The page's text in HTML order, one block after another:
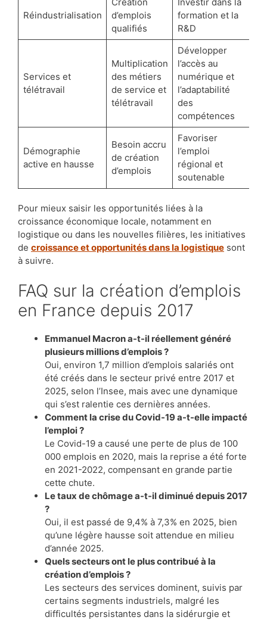
Réindustrialisation
d’emplois
qualifiés
formation et la
R&D
Services et
télétravail
Multiplication
des métiers
de service et
télétravail
Développer
l’accès au
numérique et
l’adaptabilité
des
compétences
Démographie
active en hausse
Besoin accru
de création
d’emplois
Favoriser
l’emploi
régional et
soutenable
Pour mieux saisir les opportunités liées à la
croissance économique locale, notamment en
logistique ou dans les nouvelles filières, les initiatives
de croissance et opportunités dans la logistique sont
à suivre.
FAQ sur la création d’emplois
en France depuis 2017
Emmanuel Macron a-t-il réellement généré
plusieurs millions d’emplois ?
Oui, environ 1,7 million d’emplois salariés ont
été créés dans le secteur privé entre 2017 et
2025, selon l’Insee, mais avec une dynamique
qui s’est ralentie ces dernières années.
Comment la crise du Covid-19 a-t-elle impacté
l’emploi ?
Le Covid-19 a causé une perte de plus de 100
000 emplois en 2020, mais la reprise a été forte
en 2021-2022, compensant en grande partie
cette chute.
Le taux de chômage a-t-il diminué depuis 2017
?
Oui, il est passé de 9,4% à 7,3% en 2025, bien
qu’une légère hausse soit attendue en milieu
d’année 2025.
Quels secteurs ont le plus contribué à la
création d’emplois ?
Les secteurs des services dominent, suivis par
certains segments industriels, malgré les
difficultés persistantes dans la sidérurgie et